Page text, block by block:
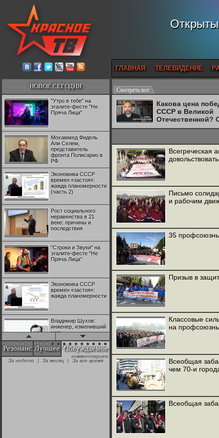
ГЛАВНАЯ ТЕЛЕВИДЕНИЕ
НОВОЕ СЕГОДНЯ
"Утро в тебе" на
эгалите-фесте "Не
Пряча Лица"
Мохаммед Фидель
Али Селем,
представитель
фронта Полисарио в
РФ
Экономика СССР
времен «застоя»:
жажда планомерности
(часть 2)
Рост социального
неравенства в 21
веке: причины и
последствия
"Строки и Звуки" на
эгалите-фесте "Не
Пряча Лица"
Экономика СССР
времен «застоя»:
жажда планомерности
Владимир Шухов:
инженер, изменивший
мир
"Аркадий Коц" на
эгалите-фесте "Не
Резонанс Лучшее Обсуждаемое
комментариев:
За неделю
| За месяц | За все время
Смотреть все
Какова цена
СССР в Великой
Отечественной?
Двуреченский о
Письмо
и рабочим
35
Призыв в
Классовые
на
Всеобщая
чем 70-и
Всеобщая